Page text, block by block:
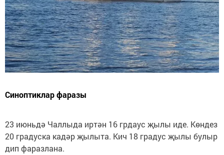
Синоптиклар фаразы
23 июньдә Чаллыда иртән 16 грдаус җылы иде. Көндез
20 градуска кадәр җылыта. Кич 18 градус җылы булыр
дип фаразлана.